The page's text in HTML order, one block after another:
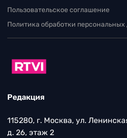
Пользовательское соглашение
Политика обработки
Редакция
115280, г. Москва, ул.
д. 26, этаж 2